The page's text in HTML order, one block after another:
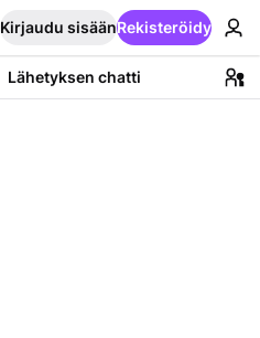
Kirjaudu sisäänRekisteröidy
Lähetyksen chatti